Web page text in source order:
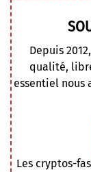
Depuis
qualité,
essentiel nous
Les cryptos-